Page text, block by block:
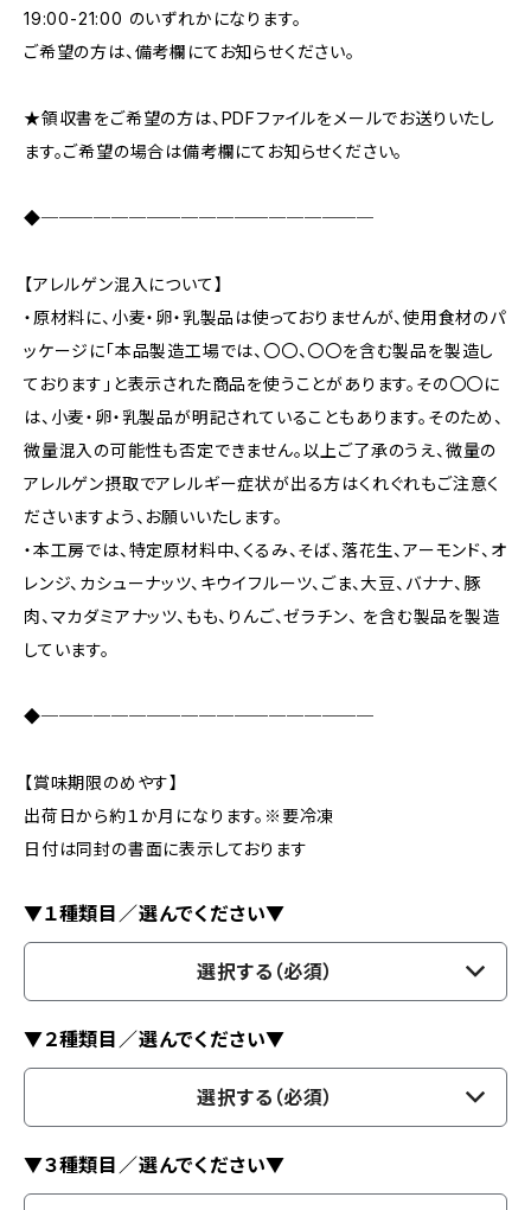
19:00-21:00 のいずれかになります。
ご希望の方は、備考欄にてお知らせください。
★領収書をご希望の方は、PDFファイルをメールでお送りいたし
ます。ご希望の場合は備考欄にてお知らせください。
◆───────────────────
【アレルゲン混入について】
・原材料に、小麦・卵・乳製品は使っておりませんが、使用食材のパ
ッケージに「本品製造工場では、〇〇、〇〇を含む製品を製造し
ております」と表示された商品を使うことがあります。その〇〇に
は、小麦・卵・乳製品が明記されていることもあります。そのため、
微量混入の可能性も否定できません。以上ご了承のうえ、微量の
アレルゲン摂取でアレルギー症状が出る方はくれぐれもご注意く
ださいますよう、お願いいたします。
・本工房では、特定原材料中、くるみ、そば、落花生、アーモンド、オ
レンジ、カシューナッツ、キウイフルーツ、ごま、大豆、バナナ、豚
肉、マカダミアナッツ、もも、りんご、ゼラチン、 を含む製品を製造
しています。
◆───────────────────
【賞味期限のめやす】
出荷日から約１か月になります。※要冷凍
日付は同封の書面に表示しております
▼１種類目／選んでください▼
選択する（必須）
▼２種類目／選んでください▼
選択する（必須）
▼３種類目／選んでください▼